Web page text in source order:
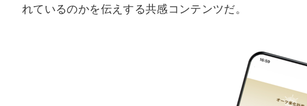
れているのかを伝えする共感コンテンツだ。